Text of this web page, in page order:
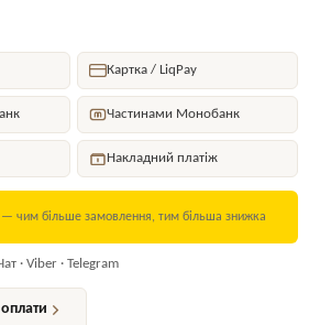
Картка / LiqPay
Частинами Монобанк
Накладний платіж
— чим більше замовлення, тим більша знижка
· Viber · Telegram